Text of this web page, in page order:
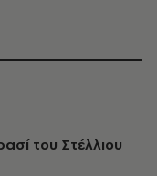
του Στέλλιου